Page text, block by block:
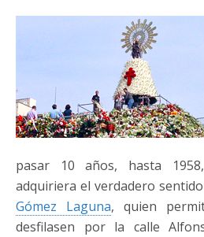
pasar 10 años, hasta
adquiriera el verdadero
Gómez Laguna, quien
desfilasen por la calle